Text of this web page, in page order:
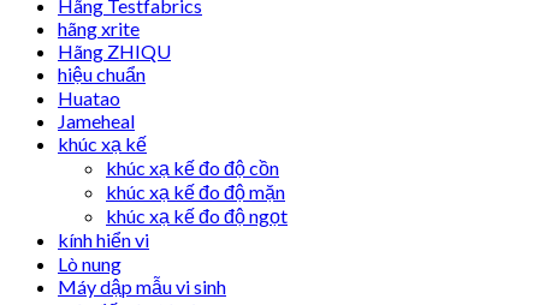
Hãng Testfabrics
hãng xrite
Hãng ZHIQU
hiệu chuẩn
Huatao
Jameheal
khúc xạ kế
khúc xạ kế đo độ cồn
khúc xạ kế đo độ mặn
khúc xạ kế đo độ ngọt
kính hiển vi
Lò nung
Máy dập mẫu vi sinh